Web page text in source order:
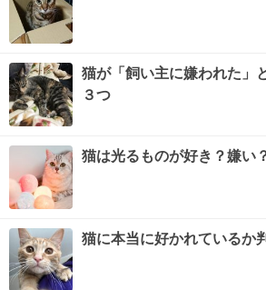
猫が「飼い主に嫌われた」
３つ
猫は光るものが好き？嫌い
猫に本当に好かれているか